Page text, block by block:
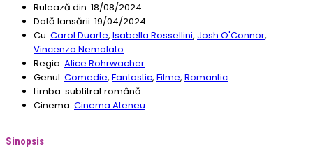
Rulează din: 18/08/2024
Dată lansării: 19/04/2024
Cu: Carol Duarte, Isabella Rossellini, Josh O'Connor,
Vincenzo Nemolato
Regia: Alice Rohrwacher
Genul: Comedie, Fantastic, Filme, Romantic
Limba: subtitrat română
Cinema: Cinema Ateneu
Sinopsis